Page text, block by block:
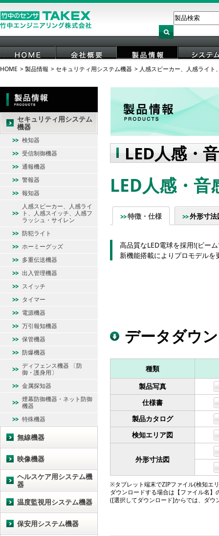
HOME 会社概要 製品情報 システ
HOME 製品情報 セキュリティ用システム機器 人感スピーカー、人感ライ
LED人感・
LED人感・
特徴・仕様 外形寸法
高品質なLED電球を採用!(ビー
新機能搭載によりプロモデルを
データダウ
種類
製品写真
仕様書
製品カタログ
検知エリア図
外形寸法図
※タブレット端末でZIPファイル(検知エ
ダウンロードする場合は【ファイル名
([選択してダウンロード]からでは、ダ
セキュリティ用システム
機器
検知器
受信制御機器
通報機器
警報器
報知器
人感スピーカー、人感ライ
ト、人感スイッチ、人感フ
ラッシュ・サイレン
防犯ライト
ホーミーグッズ
多重伝送機器
出入管理機器
スイッチ
タイマー
電源機器
万引報知機器
保管機器
防爆機器
ディフェンス機器 〔防
御・護身用〕
金属探知器
煙幕防御機器・ネット防御
機器
特殊機器
無線機器
映像機器
ヘルスケア用システム機
器
温度監視用システム機器
保安用システム機器